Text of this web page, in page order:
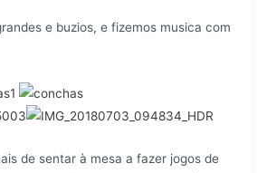
e buzios, e fizemos musica com
de sentar à mesa a fazer jogos de